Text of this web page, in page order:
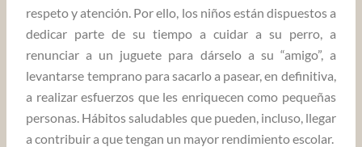
respeto y atención. Por ello, los niños están dispuestos a
dedicar parte de su tiempo a cuidar a su perro, a
renunciar a un juguete para dárselo a su “amigo”, a
levantarse temprano para sacarlo a pasear, en definitiva,
a realizar esfuerzos que les enriquecen como pequeñas
personas. Hábitos saludables que pueden, incluso, llegar
a contribuir a que tengan un mayor rendimiento escolar.